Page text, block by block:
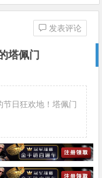
塔佩门
发表评论
节日狂欢地！塔佩门